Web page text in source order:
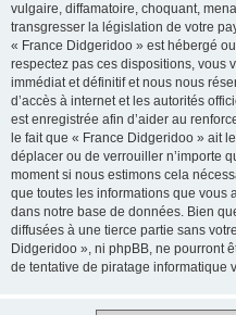
vulgaire, diffamatoire, choquant,
transgresser la législation de votre
« France Didgeridoo » est hébergé
respectez pas ces dispositions, vous
immédiat et définitif et nous nous
d’accès à internet et les autorités
est enregistrée afin d’aider au
le fait que « France Didgeridoo » ait
déplacer ou de verrouiller n’importe
moment si nous estimons cela
que toutes les informations que vous
dans notre base de données. Bien
diffusées à une tierce partie sans
Didgeridoo », ni phpBB, ne pourront
de tentative de piratage informatique